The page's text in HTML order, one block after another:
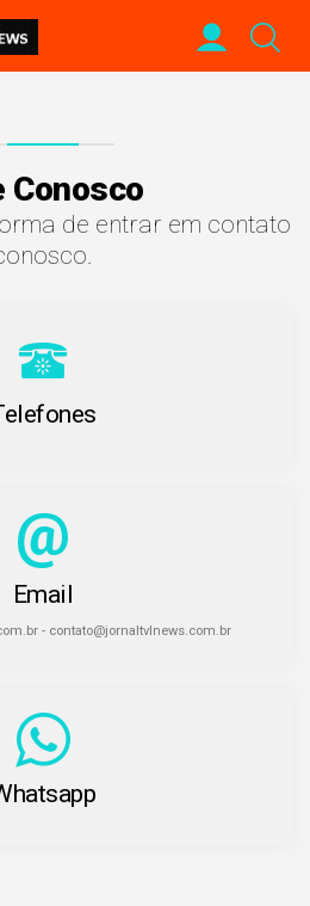
Conosco
de entrar em contato
Email
- contato@jornaltvlnews.com.br